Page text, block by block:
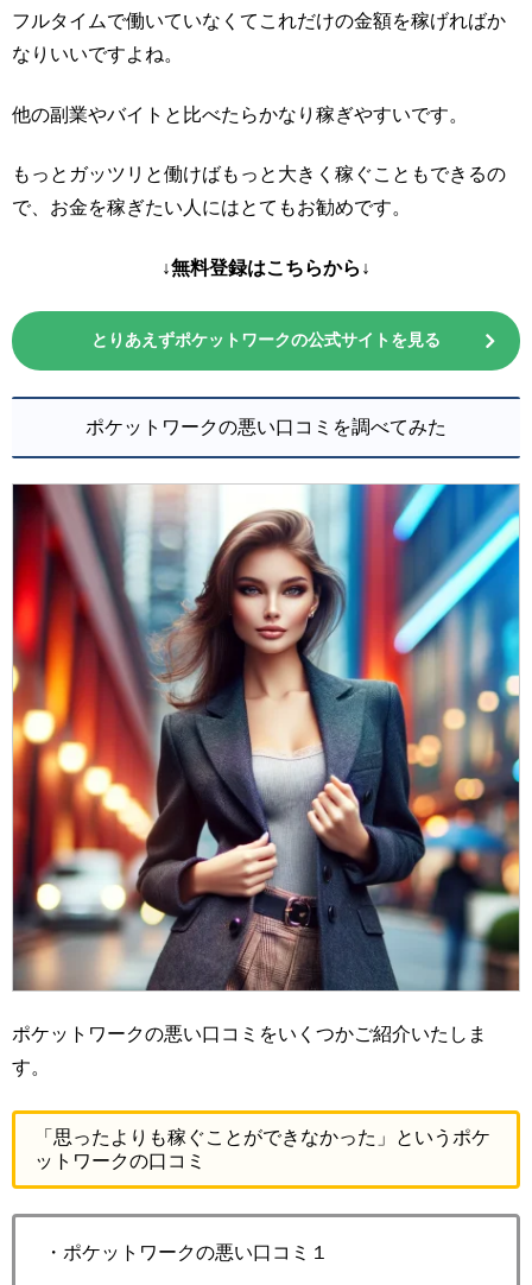
フルタイムで働いていなくてこれだけの金額を稼げればか
なりいいですよね。
他の副業やバイトと比べたらかなり稼ぎやすいです。
もっとガッツリと働けばもっと大きく稼ぐこともできるの
で、お金を稼ぎたい人にはとてもお勧めです。
↓無料登録はこちらから↓
とりあえずポケットワークの公式サイトを見る
ポケットワークの悪い口コミを調べてみた
ポケットワークの悪い口コミをいくつかご紹介いたしま
す。
「思ったよりも稼ぐことができなかった」というポケ
ットワークの口コミ
・ポケットワークの悪い口コミ１